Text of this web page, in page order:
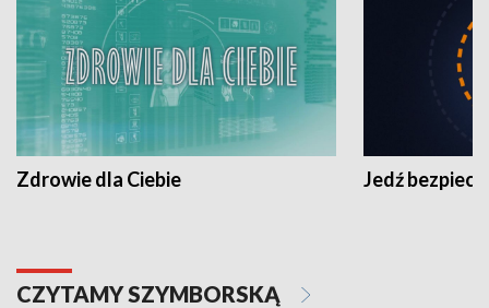
Zdrowie dla Ciebie Jedź
CZYTAMY SZYMBORSKĄ